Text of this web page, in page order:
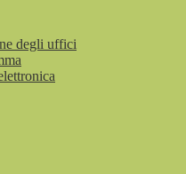
degli uffici